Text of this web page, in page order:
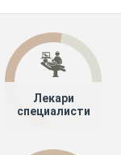
Лекари
специалисти